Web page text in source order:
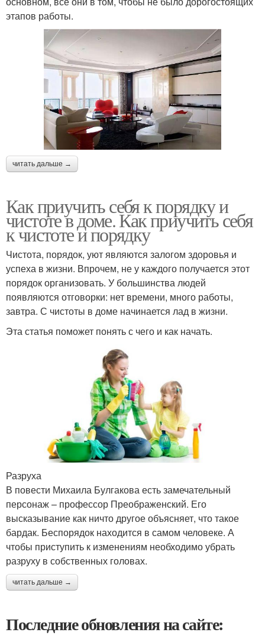
этапов работы.
читать дальше →
Как приучить себя к порядку и
чистоте в доме. Как приучить себя
к чистоте и порядку
Чистота, порядок, уют являются залогом здоровья и
успеха в жизни. Впрочем, не у каждого получается этот
порядок организовать. У большинства людей
появляются отговорки: нет времени, много работы,
завтра. С чистоты в доме начинается лад в жизни.
Эта статья поможет понять с чего и как начать.
Разруха
В повести Михаила Булгакова есть замечательный
персонаж – профессор Преображенский. Его
высказывание как ничто другое объясняет, что такое
бардак. Беспорядок находится в самом человеке. А
чтобы приступить к изменениям необходимо убрать
разруху в собственных головах.
читать дальше →
Последние обновления на сайте: